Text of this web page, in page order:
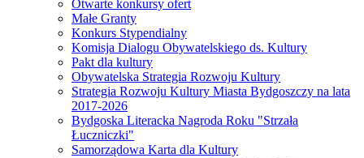
Otwarte konkursy ofert
Małe Granty
Konkurs Stypendialny
Komisja Dialogu Obywatelskiego ds. Kultury
Pakt dla kultury
Obywatelska Strategia Rozwoju Kultury
Strategia Rozwoju Kultury Miasta Bydgoszczy na lata
2017-2026
Bydgoska Literacka Nagroda Roku "Strzała
Łuczniczki"
Samorządowa Karta dla Kultury